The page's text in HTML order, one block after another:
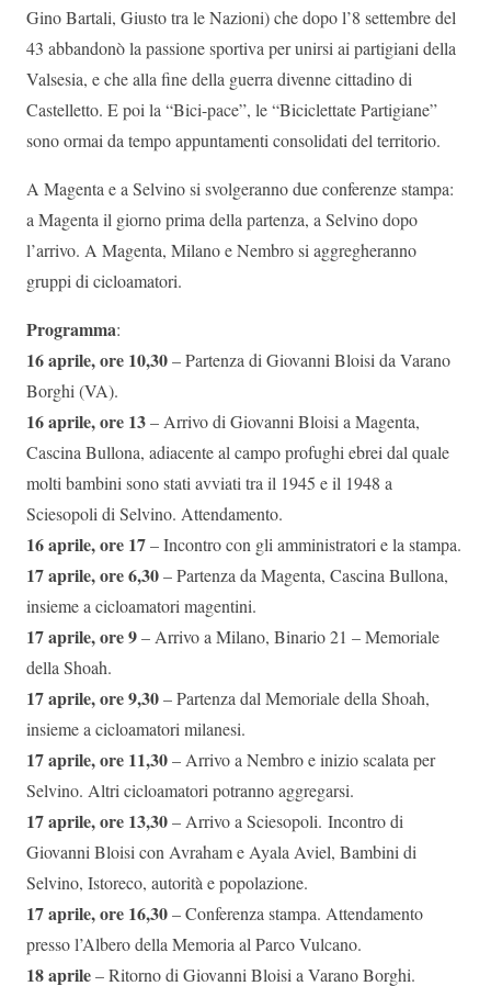
Gino Bartali, Giusto tra le Nazioni) che dopo l’8 settembre del
43 abbandonò la passione sportiva per unirsi ai partigiani della
Valsesia, e che alla fine della guerra divenne cittadino di
Castelletto. E poi la “Bici-pace”, le “Biciclettate Partigiane”
sono ormai da tempo appuntamenti consolidati del territorio.
A Magenta e a Selvino si svolgeranno due conferenze stampa:
a Magenta il giorno prima della partenza, a Selvino dopo
l’arrivo. A Magenta, Milano e Nembro si aggregheranno
gruppi di cicloamatori.
Programma:
16 aprile, ore 10,30– Partenza di Giovanni Bloisi da Varano
Borghi (VA).
16 aprile, ore 13– Arrivo di Giovanni Bloisi a Magenta,
Cascina Bullona, adiacente al campo profughi ebrei dal quale
molti bambini sono stati avviati tra il 1945 e il 1948 a
Sciesopoli di Selvino. Attendamento.
16 aprile, ore 17– Incontro con gli amministratori e la stampa.
17 aprile, ore 6,30– Partenza da Magenta, Cascina Bullona,
insieme a cicloamatori magentini.
17 aprile, ore 9– Arrivo a Milano, Binario 21 – Memoriale
della Shoah.
17 aprile, ore 9,30– Partenza dal Memoriale della Shoah,
insieme a cicloamatori milanesi.
17 aprile, ore 11,30– Arrivo a Nembro e inizio scalata per
Selvino. Altri cicloamatori potranno aggregarsi.
17 aprile, ore 13,30– Arrivo a Sciesopoli. Incontro di
Giovanni Bloisi con Avraham e Ayala Aviel, Bambini di
Selvino, Istoreco, autorità e popolazione.
17 aprile, ore 16,30– Conferenza stampa. Attendamento
presso l’Albero della Memoria al Parco Vulcano.
18 aprile– Ritorno di Giovanni Bloisi a Varano Borghi.